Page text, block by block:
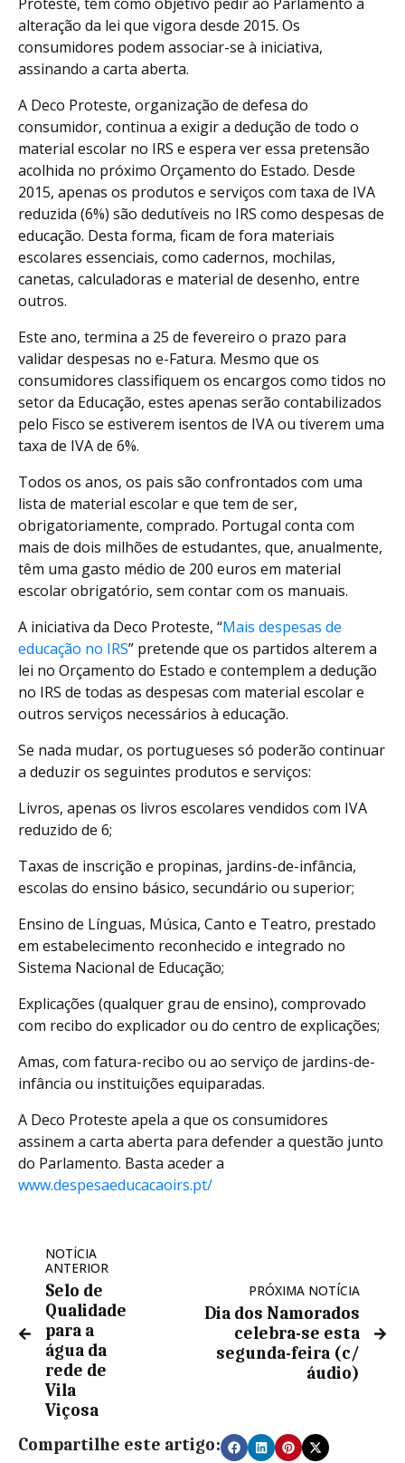
Proteste, tem como objetivo pedir ao Parlamento a
alteração da lei que vigora desde 2015. Os
consumidores podem associar-se à iniciativa,
assinando a carta aberta.
A Deco Proteste, organização de defesa do
consumidor, continua a exigir a dedução de todo o
material escolar no IRS e espera ver essa pretensão
acolhida no próximo Orçamento do Estado. Desde
2015, apenas os produtos e serviços com taxa de IVA
reduzida (6%) são dedutíveis no IRS como despesas de
educação. Desta forma, ficam de fora materiais
escolares essenciais, como cadernos, mochilas,
canetas, calculadoras e material de desenho, entre
outros.
Este ano, termina a 25 de fevereiro o prazo para
validar despesas no e-Fatura. Mesmo que os
consumidores classifiquem os encargos como tidos no
setor da Educação, estes apenas serão contabilizados
pelo Fisco se estiverem isentos de IVA ou tiverem uma
taxa de IVA de 6%.
Todos os anos, os pais são confrontados com uma
lista de material escolar e que tem de ser,
obrigatoriamente, comprado. Portugal conta com
mais de dois milhões de estudantes, que, anualmente,
têm uma gasto médio de 200 euros em material
escolar obrigatório, sem contar com os manuais.
A iniciativa da Deco Proteste, “Mais despesas de
educação no IRS” pretende que os partidos alterem a
lei no Orçamento do Estado e contemplem a dedução
no IRS de todas as despesas com material escolar e
outros serviços necessários à educação.
Se nada mudar, os portugueses só poderão continuar
a deduzir os seguintes produtos e serviços:
Livros, apenas os livros escolares vendidos com IVA
reduzido de 6;
Taxas de inscrição e propinas, jardins-de-infância,
escolas do ensino básico, secundário ou superior;
Ensino de Línguas, Música, Canto e Teatro, prestado
em estabelecimento reconhecido e integrado no
Sistema Nacional de Educação;
Explicações (qualquer grau de ensino), comprovado
com recibo do explicador ou do centro de explicações;
Amas, com fatura-recibo ou ao serviço de jardins-de-
infância ou instituições equiparadas.
A Deco Proteste apela a que os consumidores
assinem a carta aberta para defender a questão junto
do Parlamento. Basta aceder a
www.despesaeducacaoirs.pt/
NOTÍCIA
ANTERIOR
Selo de
Qualidade
para a
água da
rede de
Vila
Viçosa
PRÓXIMA NOTÍCIA
Dia dos Namorados
celebra-se esta
segunda-feira (c/
áudio)
Compartilhe este artigo: